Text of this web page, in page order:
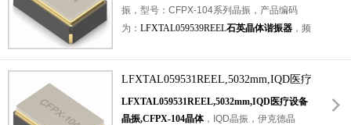
IQXC-42石英晶体具有超小型，轻薄型，高品
质，耐热及耐环保特点。应用于：小型便捷式
防设备，医疗设备，汽车电子设备，数码电子
等应用。
振，型号：CFPX-104系列晶振，产品编码
为： LFXTAL059539REEL石英晶体谐振器 ，频
容差：±20ppm，负载电容：18pF，工作温度
范围：-40℃至+85℃，小体积晶振尺寸：
5.0x3.2mm封装，四脚贴片晶振，石英晶振，
石英水晶振动子，5032晶振，SMD晶振，无
LFXTAL059531REEL,5032mm,IQD医疗
设备晶振,CFPX-104晶体
LFXTAL059531REEL,5032mm,IQD医疗设备
晶振,CFPX-104晶体，IQD晶振，伊克德晶